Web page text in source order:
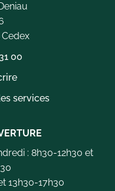
00
services
: 8h30-12h30 et
13h30-17h30